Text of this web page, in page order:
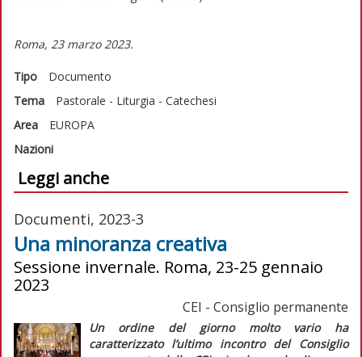
Roma, 23 marzo 2023.
Tipo
Documento
Tema
Pastorale - Liturgia - Catechesi
Area
EUROPA
Nazioni
Leggi anche
Documenti, 2023-3
Una minoranza creativa
Sessione invernale. Roma, 23-25 gennaio
2023
CEI - Consiglio permanente
Un ordine del giorno molto vario ha
caratterizzato l’ultimo incontro del Consiglio